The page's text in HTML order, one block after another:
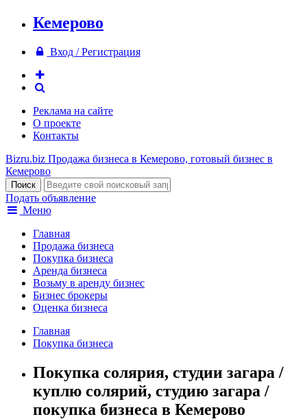
Кемерово
Вход / Регистрация
Реклама на сайте
О проекте
Контакты
Bizru.biz Продажа бизнеса в Кемерово, готовый бизнес в
Кемерово
Подать объявление
Меню
Главная
Продажа бизнеса
Покупка бизнеса
Аренда бизнеса
Возьму в аренду бизнес
Бизнес брокеры
Оценка бизнеса
Главная
Покупка бизнеса
Покупка солярия, студии загара /
куплю солярий, студию загара /
покупка бизнеса в Кемерово